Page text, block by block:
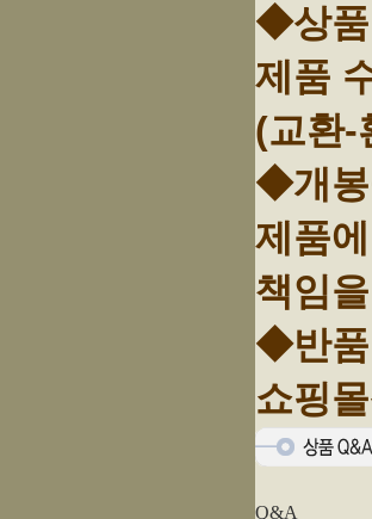
◆상품
제품
(교환-
◆개봉
제품
책임
◆반품
쇼핑
Q&A